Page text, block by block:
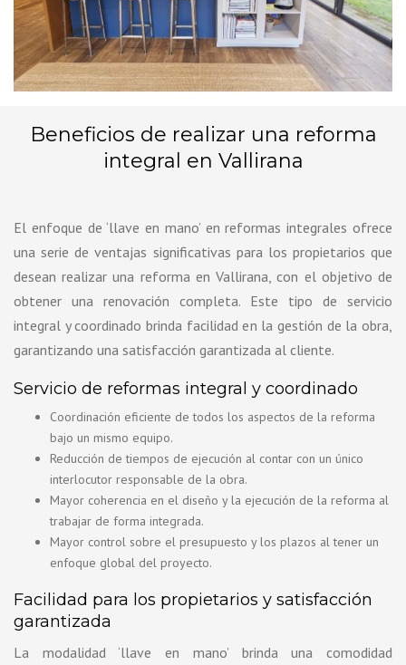
Beneficios de realizar una reforma
integral en Vallirana
El enfoque de ‘llave en mano’ en reformas integrales ofrece
una serie de ventajas significativas para los propietarios que
desean realizar una reforma en Vallirana, con el objetivo de
obtener una renovación completa. Este tipo de servicio
integral y coordinado brinda facilidad en la gestión de la obra,
garantizando una satisfacción garantizada al cliente.
Servicio de reformas integral y coordinado
Coordinación eficiente de todos los aspectos de la reforma
bajo un mismo equipo.
Reducción de tiempos de ejecución al contar con un único
interlocutor responsable de la obra.
Mayor coherencia en el diseño y la ejecución de la reforma al
trabajar de forma integrada.
Mayor control sobre el presupuesto y los plazos al tener un
enfoque global del proyecto.
Facilidad para los propietarios y satisfacción
garantizada
La modalidad ‘llave en mano’ brinda una comodidad